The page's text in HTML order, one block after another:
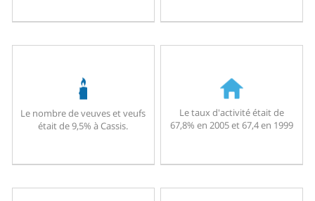
Le nombre de veuves et veufs
était de 9,5% à Cassis.
Le taux d'activité était de
67,8% en 2005 et 67,4 en 1999